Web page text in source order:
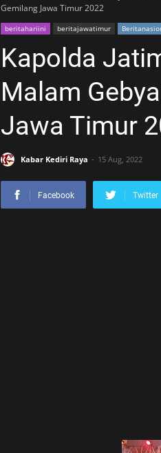
Gemilang Jawa Timur 2022
beritahariini beritajawatimur
Kapolda
Malam
Jawa Timur
Kabar Kediri Raya 15 Aug, 2022
Facebook Twitter